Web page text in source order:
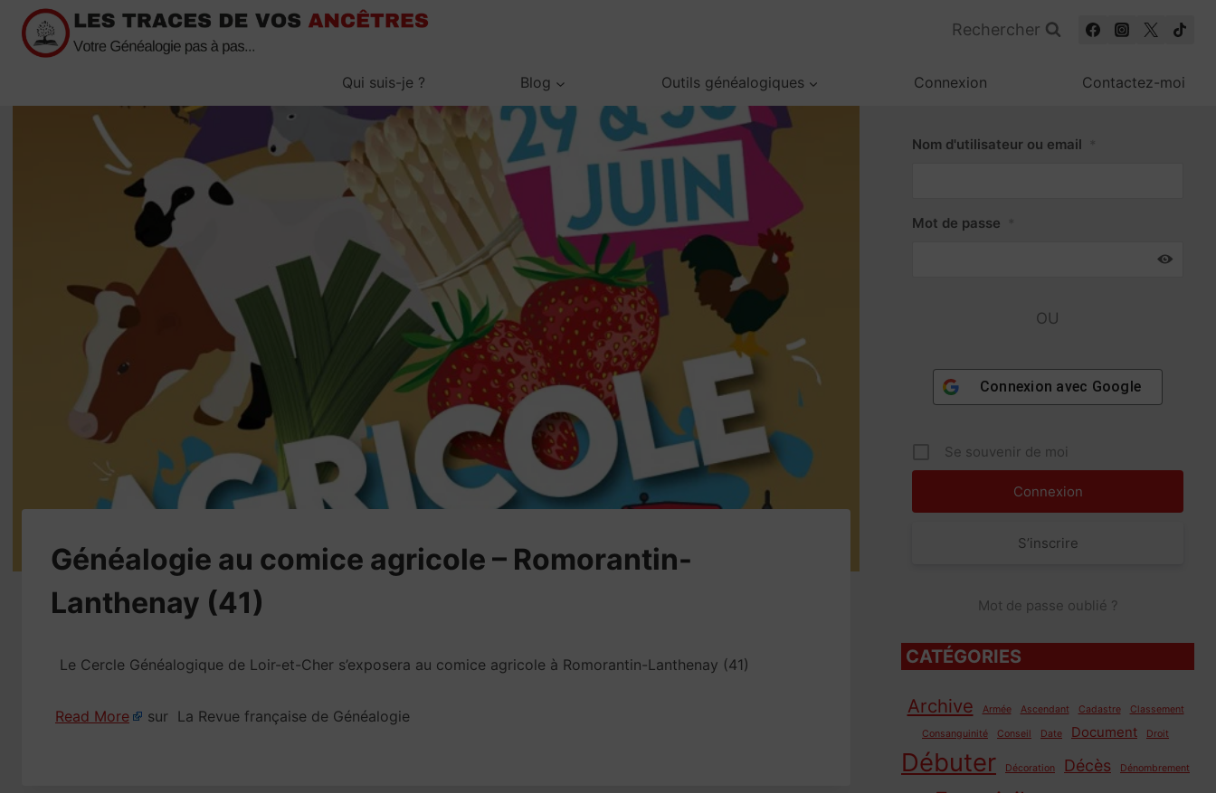
Passer
contenu
Rechercher
Qui suis-je ? Blog Outils généalogiques Connexion Contactez-moi
Généalogie au comice agricole – Romorantin-
Lanthenay (41)
Le Cercle Généalogique de Loir-et-Cher s’exposera au comice agricole à Romorantin-Lanthenay (41)
Read More sur La Revue française de Généalogie
Nom d'utilisateur ou email
Mot de passe
OU
Connexion avec Google
Se souvenir de moi
S’inscrire
Mot de passe oublié ?
CATÉGORIES
Archive Armée Ascendant Cadastre Classement
Consanguinité Conseil Date Document Droit
Débuter Décoration Décès Dénombrement